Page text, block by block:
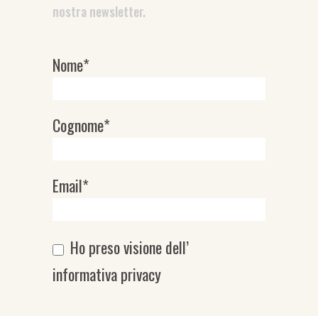
nostra newsletter.
Newsletter
Nome*
Cognome*
Email*
Ho preso visione dell’
informativa privacy